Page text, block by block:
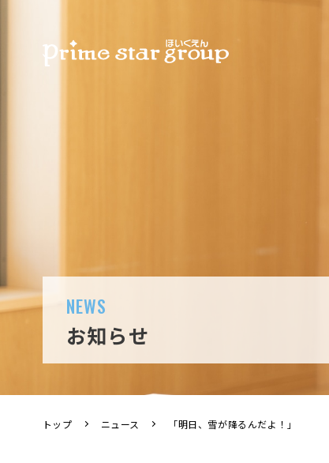
NEWS
お知らせ
トップ ニュース 「明日、雪が降るんだよ！」